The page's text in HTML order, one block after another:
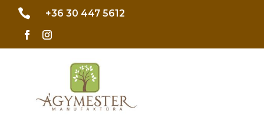
 +36 30 447 5612